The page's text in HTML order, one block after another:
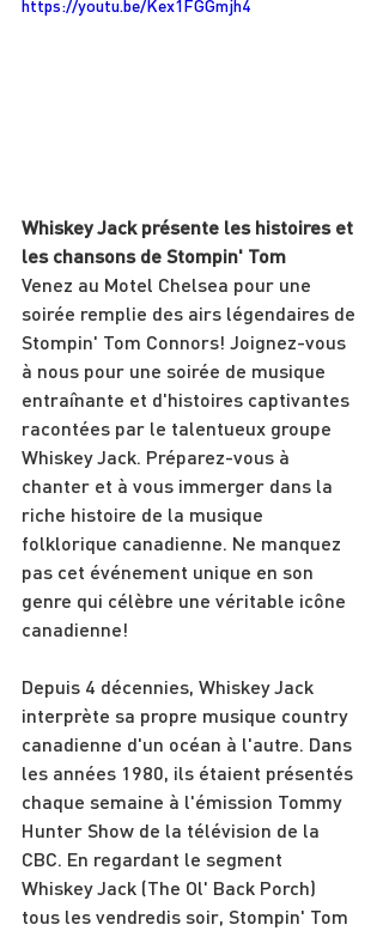
https://youtu.be/Kex1FGGmjh4
Whiskey Jack présente les histoires et
les chansons de Stompin' Tom
Venez au Motel Chelsea pour une
soirée remplie des airs légendaires de
Stompin' Tom Connors! Joignez-vous
à nous pour une soirée de musique
entraînante et d'histoires captivantes
racontées par le talentueux groupe
Whiskey Jack. Préparez-vous à
chanter et à vous immerger dans la
riche histoire de la musique
folklorique canadienne. Ne manquez
pas cet événement unique en son
genre qui célèbre une véritable icône
canadienne!
Depuis 4 décennies, Whiskey Jack
interprète sa propre musique country
canadienne d'un océan à l'autre. Dans
les années 1980, ils étaient présentés
chaque semaine à l'émission Tommy
Hunter Show de la télévision de la
CBC. En regardant le segment
Whiskey Jack (The Ol' Back Porch)
tous les vendredis soir, Stompin' Tom